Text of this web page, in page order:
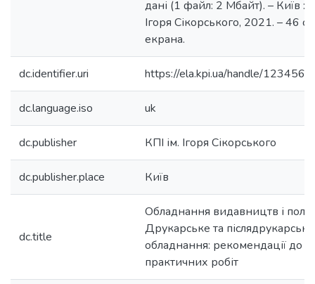
дані (1 файл: 2 Мбайт). – Київ :
Ігоря Сікорського, 2021. – 46 с.
екрана.
dc.identifier.uri https://ela.kpi.ua/handle/
dc.language.iso uk
dc.publisher КПІ ім. Ігоря Сікорського
dc.publisher.place Київ
dc.title
Обладнання видавництв і
Друкарське та післядрукарське
обладнання: рекомендації до
практичних робіт